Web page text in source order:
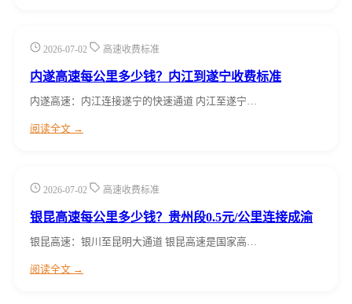
2026-07-02 高速收费标准
内遂高速每公里多少钱？内江到遂宁收费标准
内遂高速：内江连接遂宁的快速通道 内江至遂宁…
阅读全文 →
2026-07-02 高速收费标准
银昆高速每公里多少钱？贵州段0.5元/公里连接成渝
银昆高速：银川至昆明大通道 银昆高速是国家高…
阅读全文 →